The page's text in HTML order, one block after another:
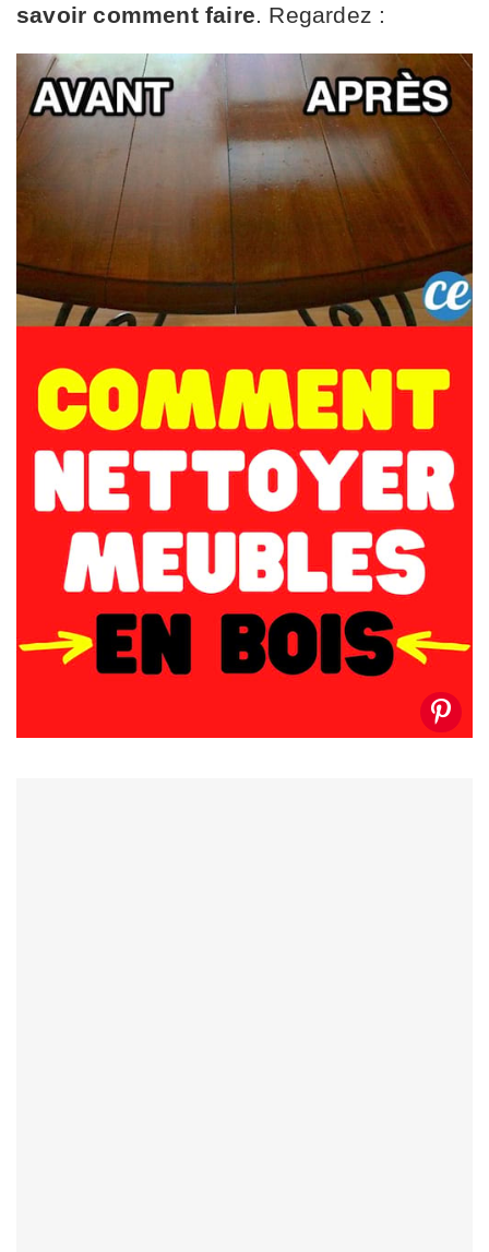
savoir comment faire . Regardez :